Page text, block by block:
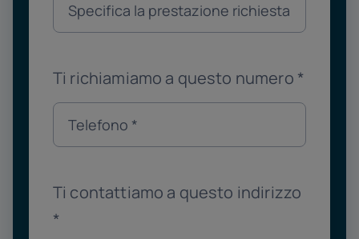
Ti richiamiamo a questo numero *
Ti contattiamo a questo indirizzo
*